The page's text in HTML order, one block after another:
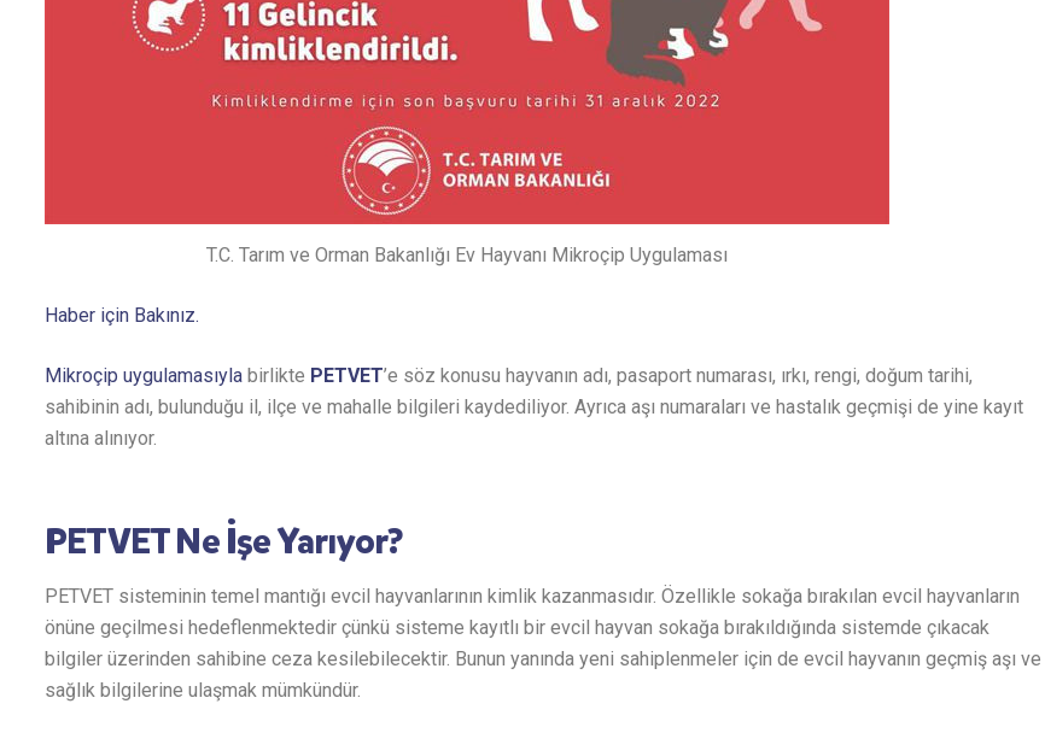
T.C. Tarım ve Orman Bakanlığı Ev Hayvanı Mikroçip Uygulaması
Haber için Bakınız.
Mikroçip uygulamasıyla birlikte PETVET’e söz konusu hayvanın adı, pasaport numarası, ırkı, rengi, doğum tarihi,
sahibinin adı, bulunduğu il, ilçe ve mahalle bilgileri kaydediliyor. Ayrıca aşı numaraları ve hastalık geçmişi de yine kayıt
altına alınıyor.
PETVET Ne İşe Yarıyor?
PETVET sisteminin temel mantığı evcil hayvanlarının kimlik kazanmasıdır. Özellikle sokağa bırakılan evcil hayvanların
önüne geçilmesi hedeflenmektedir çünkü sisteme kayıtlı bir evcil hayvan sokağa bırakıldığında sistemde çıkacak
bilgiler üzerinden sahibine ceza kesilebilecektir. Bunun yanında yeni sahiplenmeler için de evcil hayvanın geçmiş aşı ve
sağlık bilgilerine ulaşmak mümkündür.